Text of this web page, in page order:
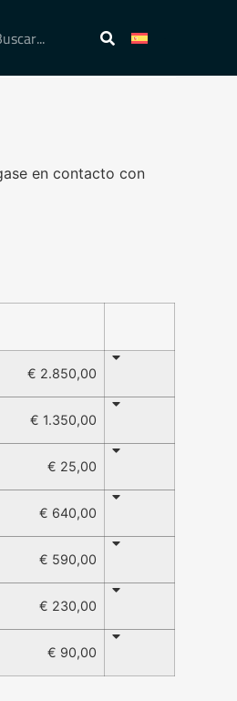
en contacto con
€ 2.850,00
€ 1.350,00
€ 25,00
€ 640,00
€ 590,00
€ 230,00
€ 90,00